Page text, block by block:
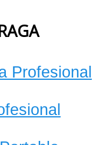
Profesional